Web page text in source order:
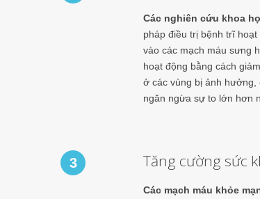
Các nghiên cứu khoa
pháp điều trị bệnh trĩ
vào các mạch máu sưng
hoạt động bằng cách
ở các vùng bị ảnh hưởng,
ngăn ngừa sự to lớn hơn
3 Tăng cường sức
Các mạch máu khỏe